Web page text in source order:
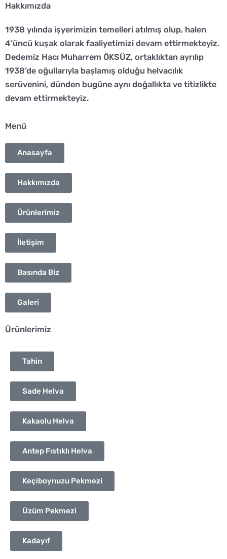
c
e
b
o
o
k
s
t
a
g
a
m
t
s
a
Hakkımızda
1938 yılında işyerimizin temelleri atılmış olup, halen
4’üncü kuşak olarak faaliyetimizi devam ettirmekteyiz.
Dedemiz Hacı Muharrem ÖKSÜZ, ortaklıktan ayrılıp
1938’de oğullarıyla başlamış olduğu helvacılık
serüvenini, dünden bugüne aynı doğallıkta ve titizlikte
devam ettirmekteyiz.
Menü
Anasayfa
Hakkımızda
Ürünlerimiz
İletişim
Basında Biz
Galeri
Ürünlerimiz
Tahin
Sade Helva
Kakaolu Helva
Antep Fıstıklı Helva
Keçiboynuzu Pekmezi
Üzüm Pekmezi
Kadayıf